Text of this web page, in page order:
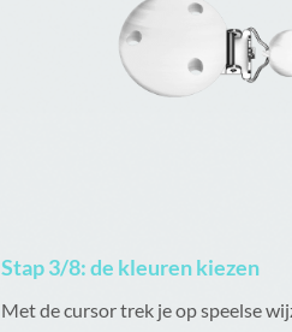
Stap 3/8: de kleuren kiezen
Met de cursor trek je op speelse